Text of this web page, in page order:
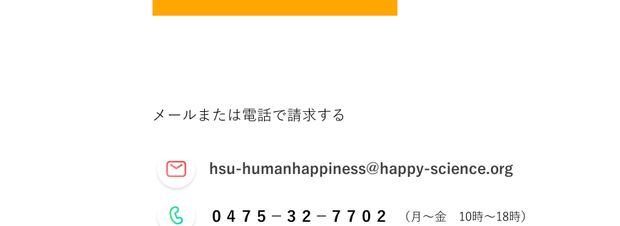
メールまたは電話で請求する
hsu-humanhappiness@happy-science.org
（月～金 10時～18時）
０４７５－３２－７７０２